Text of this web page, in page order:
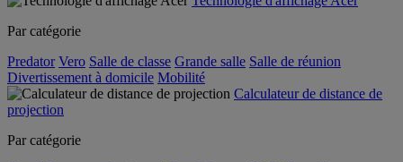
Par catégorie
Predator Vero Salle de classe Grande salle Salle de réunion
Divertissement à domicile Mobilité
Calculateur de distance de
projection
Par catégorie